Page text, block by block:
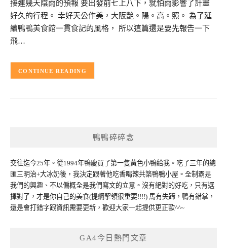
接連幾天陰雨的預報 要出發前七上八下，就怕雨影響了計畫
好久的行程。 幸好天公作美，大阪艷。陽。高。照。 為了延
續鴨鴨美食館一貫食記的風格， 所以這篇還是要先報告一下
飛…
CONTINUE READING
鴨鴨碎碎念
交往迄今25年。從1994年鴨慶買了第一隻黃色小鴨給我。吃了三年的總
匯三明治+大冰奶後，我決定跟著他吃香喝辣共築鴨鴨小屋。全制霸是
我們的興趣、不以偏概全是我們寫文的立意。沒有絕對的好吃，只有選
擇對了，才是你自己的美食(提綱挈領很重要!!!!) 馬有失蹄，鴨有錯掌，
還是會打錯字跟資訊需要更新，歡迎大家一起提供更正歐^^~
GA4今日熱門文章